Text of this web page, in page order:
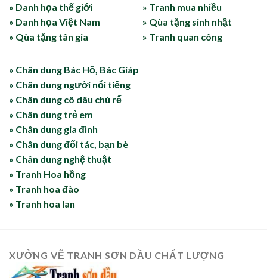
» Danh họa thế giới
» Danh họa Việt Nam
» Qùa tặng tân gia
» Tranh mua nhiều
» Qùa tặng sinh nhật
» Tranh quan công
» Chân dung Bác Hồ, Bác Giáp
» Chân dung người nổi tiếng
» Chân dung cô dâu chú rể
» Chân dung trẻ em
» Chân dung gia đình
» Chân dung đối tác, bạn bè
» Chân dung nghệ thuật
» Tranh Hoa hồng
» Tranh hoa đào
» Tranh hoa lan
XƯỞNG VẼ TRANH SƠN DẦU CHẤT LƯỢNG